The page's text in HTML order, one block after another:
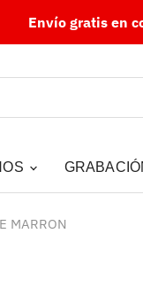
Envío gratis en
MARRON